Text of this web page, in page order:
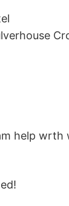
help wrth